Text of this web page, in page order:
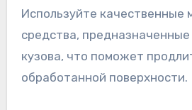
Используйте
средства,
кузова, что поможет
обработанной поверхности.